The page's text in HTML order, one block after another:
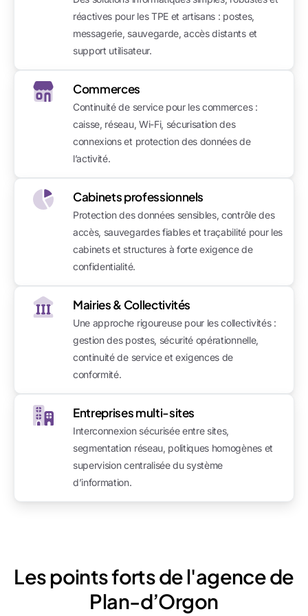
réactives pour les TPE et artisans : postes,
messagerie, sauvegarde, accès distants et
support utilisateur.
Commerces
Continuité de service pour les commerces :
caisse, réseau, Wi-Fi, sécurisation des
connexions et protection des données de
l’activité.
Cabinets professionnels
Protection des données sensibles, contrôle des
accès, sauvegardes fiables et traçabilité pour les
cabinets et structures à forte exigence de
confidentialité.
Mairies & Collectivités
Une approche rigoureuse pour les collectivités :
gestion des postes, sécurité opérationnelle,
continuité de service et exigences de
conformité.
Entreprises multi-sites
Interconnexion sécurisée entre sites,
segmentation réseau, politiques homogènes et
supervision centralisée du système
d’information.
Les points forts de l'agence de
Plan-d’Orgon